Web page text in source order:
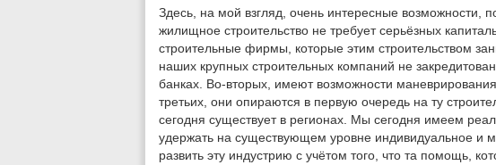
Здесь, на мой взгляд, очень интересные возможности,
жилищное строительство не требует серьёзных
строительные фирмы, которые этим строительством
наших крупных строительных компаний не
банках. Во-вторых, имеют возможности
третьих, они опираются в первую очередь на ту
сегодня существует в регионах. Мы сегодня имеем
удержать на существующем уровне индивидуальное и
развить эту индустрию с учётом того, что та помощь,